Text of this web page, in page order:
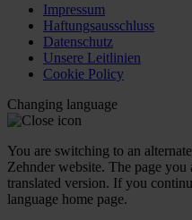
Impressum
Haftungsausschluss
Datenschutz
Unsere Leitlinien
Cookie Policy
Changing language
You are switching to an
Zehnder website. The page you
translated version. If you
language home page.